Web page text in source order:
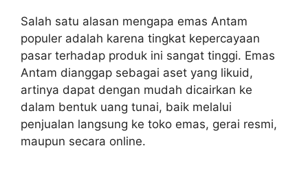
Salah satu alasan mengapa emas Antam
populer adalah karena tingkat kepercayaan
pasar terhadap produk ini sangat tinggi. Emas
Antam dianggap sebagai aset yang likuid,
artinya dapat dengan mudah dicairkan ke
dalam bentuk uang tunai, baik melalui
penjualan langsung ke toko emas, gerai resmi,
maupun secara online.